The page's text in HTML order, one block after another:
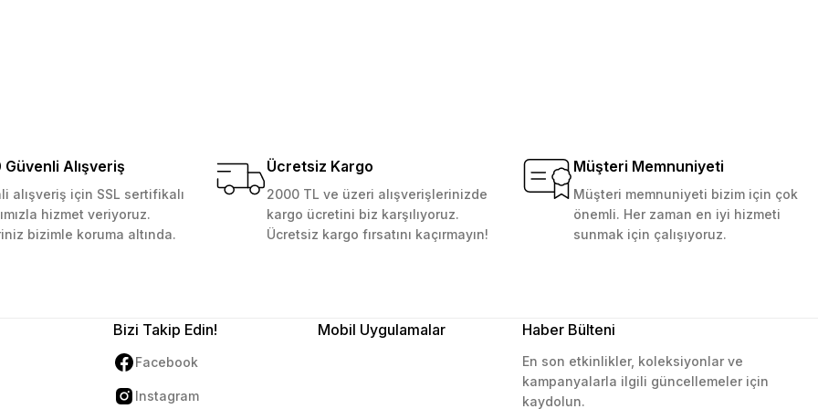
Güvenli Alışveriş
alışveriş için SSL sertifikalı
hizmet veriyoruz.
bizimle koruma altında.
Ücretsiz Kargo
2000 TL ve üzeri alışverişlerinizde
kargo ücretini biz karşılıyoruz.
Ücretsiz kargo fırsatını kaçırmayın!
Müşteri Memnuniyeti
Müşteri memnuniyeti bizim için çok
önemli. Her zaman en iyi hizmeti
sunmak için çalışıyoruz.
Bizi Takip Edin!
Facebook
Instagram
Mobil Uygulamalar Haber Bülteni
En son etkinlikler, koleksiyonlar ve
kampanyalarla ilgili güncellemeler için
kaydolun.